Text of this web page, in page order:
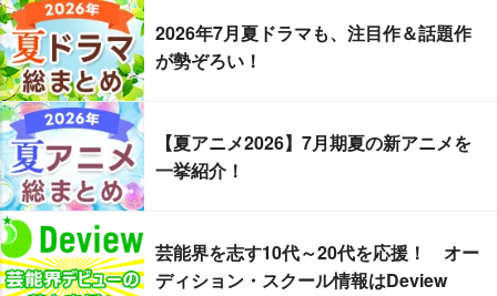
2026年7月夏ドラマも、注目作＆話題作
が勢ぞろい！
【夏アニメ2026】7月期夏の新アニメを
一挙紹介！
芸能界を志す10代～20代を応援！ オー
ディション・スクール情報はDeview